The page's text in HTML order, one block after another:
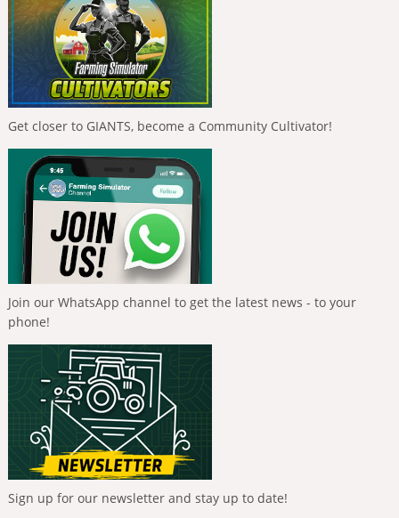
Get closer to GIANTS, become a Community Cultivator!
Join our WhatsApp channel to get the latest news - to your
phone!
Sign up for our newsletter and stay up to date!